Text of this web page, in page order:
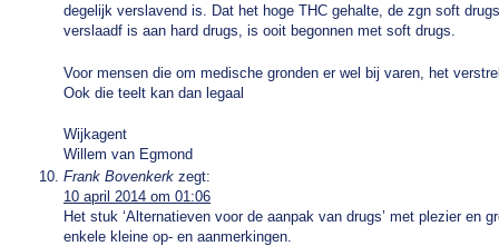
degelijk verslavend is. Dat het hoge THC gehalte, de zgn soft
verslaadf is aan hard drugs, is ooit begonnen met soft drugs.
Voor mensen die om medische gronden er wel bij varen, het
Ook die teelt kan dan legaal
Wijkagent
Willem van Egmond
Frank Bovenkerk zegt:
10 april 2014 om 01:06
Het stuk ‘Alternatieven voor de aanpak van drugs’ met plezier en
enkele kleine op- en aanmerkingen.